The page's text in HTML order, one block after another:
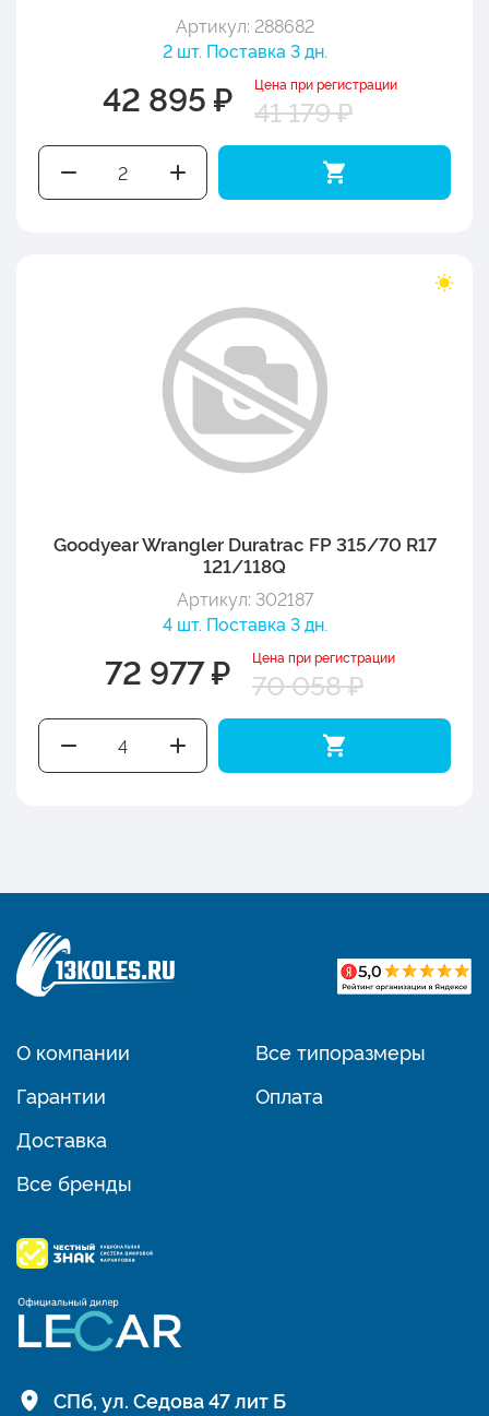
Артикул: 288682
2 шт. Поставка 3 дн.
42 895 ₽ Цена при регистрации
41 179 ₽
Goodyear Wrangler Duratrac FP 315/70 R17
121/118Q
Артикул: 302187
4 шт. Поставка 3 дн.
72 977 ₽ Цена при регистрации
70 058 ₽
О компании
Гарантии
Доставка
Все бренды
Все типоразмеры
Оплата
СПб, ул. Седова 47 лит Б